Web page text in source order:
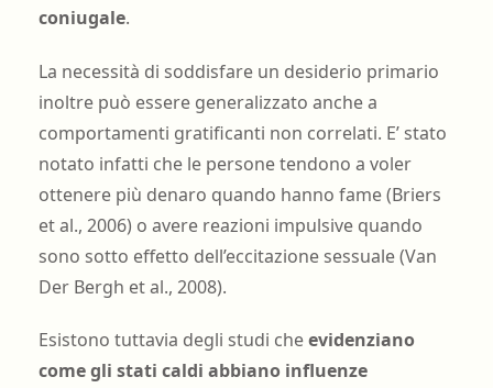
coniugale.
La necessità di soddisfare un desiderio primario
inoltre può essere generalizzato anche a
comportamenti gratificanti non correlati. E’ stato
notato infatti che le persone tendono a voler
ottenere più denaro quando hanno fame (Briers
et al., 2006) o avere reazioni impulsive quando
sono sotto effetto dell’eccitazione sessuale (Van
Der Bergh et al., 2008).
Esistono tuttavia degli studi cheevidenziano
come gli stati caldi abbiano influenze